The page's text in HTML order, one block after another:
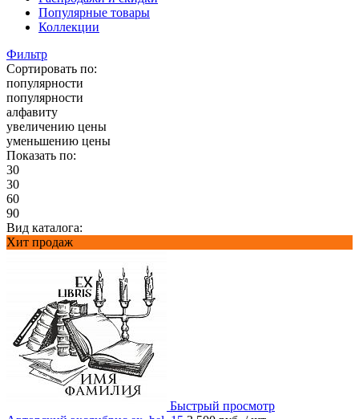
Популярные товары
Коллекции
Фильтр
Сортировать по:
популярности
популярности
алфавиту
увеличению цены
уменьшению цены
Показать по:
30
30
60
90
Вид каталога:
Хит продаж
Быстрый просмотр